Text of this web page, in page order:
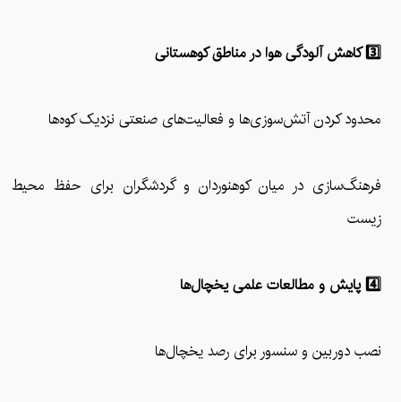
3️⃣ کاهش آلودگی هوا در مناطق کوهستانی
محدود کردن آتش‌سوزی‌ها و فعالیت‌های صنعتی نزدیک کوه‌ها
فرهنگ‌سازی در میان کوهنوردان و گردشگران برای حفظ محیط
زیست
4️⃣ پایش و مطالعات علمی یخچال‌ها
نصب دوربین و سنسور برای رصد یخچال‌ها